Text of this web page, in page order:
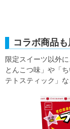
コラボ商品も
限定スイーツ以外
とんこつ味」や「
テトスティック」